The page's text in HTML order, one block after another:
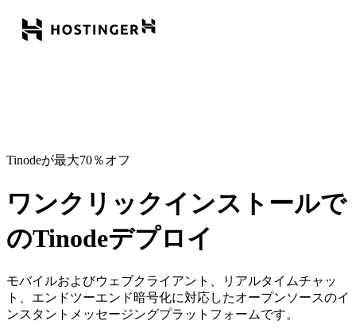
Tinodeが最大70％オフ
ワンクリックインストールで
のTinodeデプロイ
モバイルおよびウェブクライアント、リアルタイムチャッ
ト、エンドツーエンド暗号化に対応したオープンソースのイ
ンスタントメッセージングプラットフォームです。